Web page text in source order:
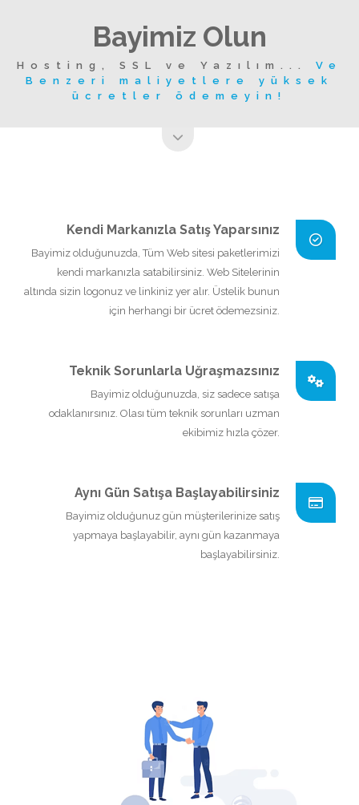
Bayimiz Olun
Hosting, SSL ve Yazılım... Ve
Benzeri maliyetlere yüksek
ücretler ödemeyin!
Kendi Markanızla Satış Yaparsınız
Bayimiz olduğunuzda, Tüm Web sitesi paketlerimizi
kendi markanızla satabilirsiniz. Web Sitelerinin
altında sizin logonuz ve linkiniz yer alır. Üstelik bunun
için herhangi bir ücret ödemezsiniz.
Teknik Sorunlarla Uğraşmazsınız
Bayimiz olduğunuzda, siz sadece satışa
odaklanırsınız. Olası tüm teknik sorunları uzman
ekibimiz hızla çözer.
Aynı Gün Satışa Başlayabilirsiniz
Bayimiz olduğunuz gün müşterilerinize satış
yapmaya başlayabilir, aynı gün kazanmaya
başlayabilirsiniz.